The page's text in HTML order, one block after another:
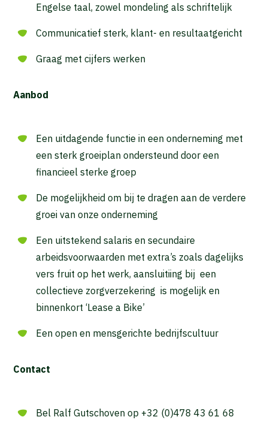
Waar ben je naar op zoek?
Engelse taal, zowel mondeling als schriftelijk
Communicatief sterk, klant- en resultaatgericht
Graag met cijfers werken
Aanbod
Een uitdagende functie in een onderneming met
een sterk groeiplan ondersteund door een
financieel sterke groep
De mogelijkheid om bij te dragen aan de verdere
groei van onze onderneming
Een uitstekend salaris en secundaire
arbeidsvoorwaarden met extra’s zoals dagelijks
vers fruit op het werk, aansluitiing bij een
collectieve zorgverzekering is mogelijk en
binnenkort ‘Lease a Bike’
Een open en mensgerichte bedrijfscultuur
Contact
Bel Ralf Gutschoven op +32 (0)478 43 61 68